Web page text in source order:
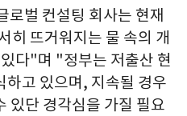
벌 컨설팅 회사는 현재
히 뜨거워지는 물 속의 개
다"며 "정부는 저출산 현
하고 있으며, 지속될 경우
있단 경각심을 가질 필요